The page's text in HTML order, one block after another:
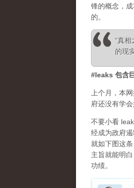
锋的概念，
的。
“真
的现
#leaks 包含
上个月，本
府还没有学会
不要小看
经成为政府
就如下图这
主旨就能明
功绩。